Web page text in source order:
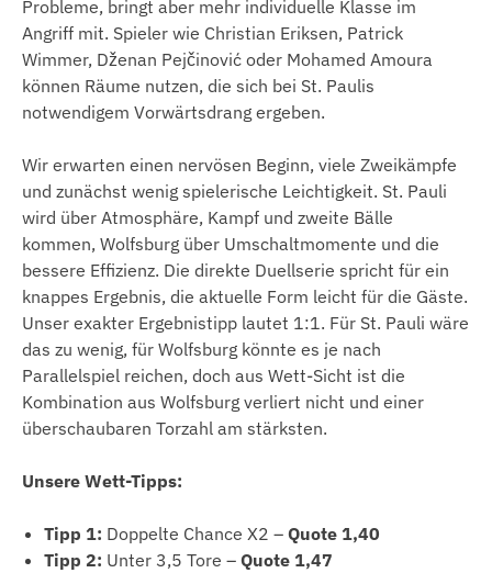
Probleme, bringt aber mehr individuelle Klasse im
Angriff mit. Spieler wie Christian Eriksen, Patrick
Wimmer, Dženan Pejčinović oder Mohamed Amoura
können Räume nutzen, die sich bei St. Paulis
notwendigem Vorwärtsdrang ergeben.
Wir erwarten einen nervösen Beginn, viele Zweikämpfe
und zunächst wenig spielerische Leichtigkeit. St. Pauli
wird über Atmosphäre, Kampf und zweite Bälle
kommen, Wolfsburg über Umschaltmomente und die
bessere Effizienz. Die direkte Duellserie spricht für ein
knappes Ergebnis, die aktuelle Form leicht für die Gäste.
Unser exakter Ergebnistipp lautet 1:1. Für St. Pauli wäre
das zu wenig, für Wolfsburg könnte es je nach
Parallelspiel reichen, doch aus Wett-Sicht ist die
Kombination aus Wolfsburg verliert nicht und einer
überschaubaren Torzahl am stärksten.
Unsere Wett-Tipps:
Tipp 1: Doppelte Chance X2 – Quote 1,40
Tipp 2: Unter 3,5 Tore – Quote 1,47